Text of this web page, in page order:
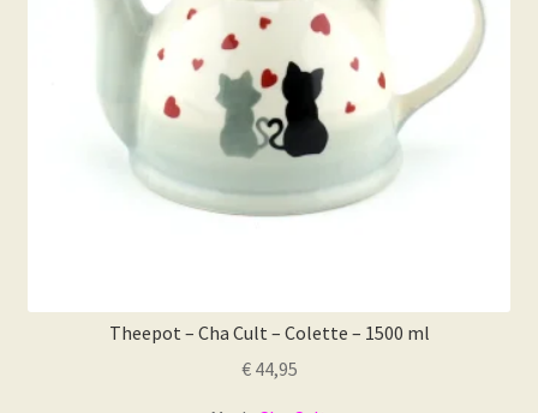
Theepot – Cha Cult – Colette – 1500 ml
€44,95